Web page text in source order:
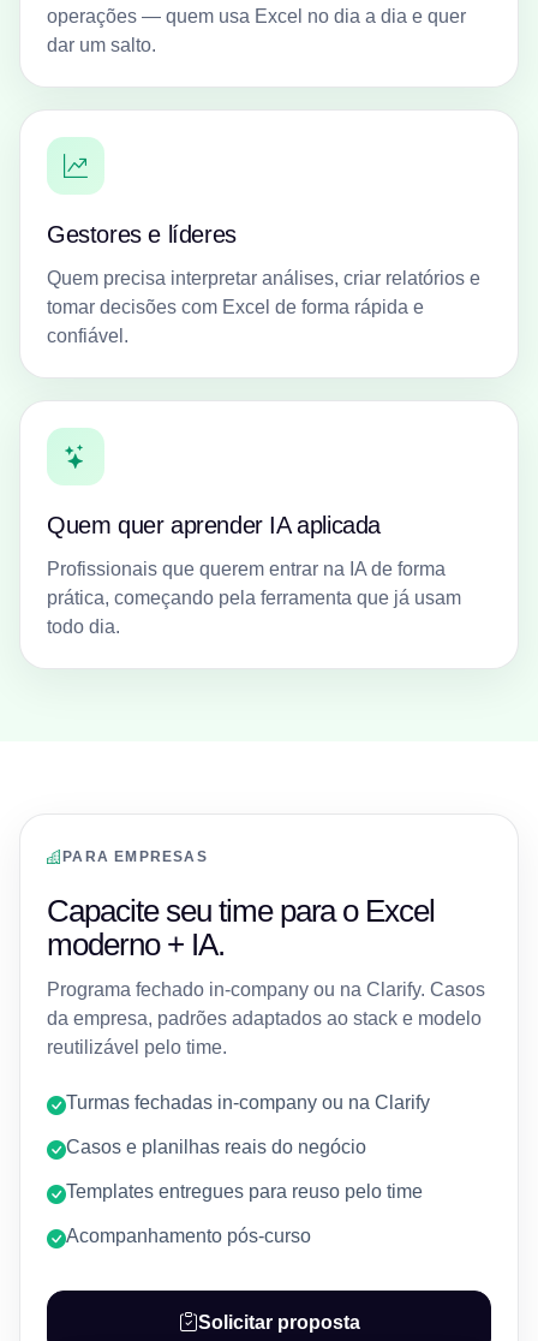
operações — quem usa Excel no dia a dia e quer
dar um salto.
Gestores e líderes
Quem precisa interpretar análises, criar relatórios e
tomar decisões com Excel de forma rápida e
confiável.
Quem quer aprender IA aplicada
Profissionais que querem entrar na IA de forma
prática, começando pela ferramenta que já usam
todo dia.
PARA EMPRESAS
Capacite seu time para o Excel
moderno + IA.
Programa fechado in-company ou na Clarify. Casos
da empresa, padrões adaptados ao stack e modelo
reutilizável pelo time.
Turmas fechadas in-company ou na Clarify
Casos e planilhas reais do negócio
Templates entregues para reuso pelo time
Acompanhamento pós-curso
Solicitar proposta